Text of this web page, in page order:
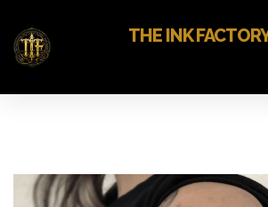
THE INK